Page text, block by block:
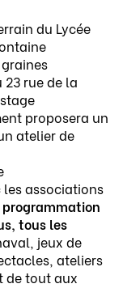
du Lycée
23 rue de la
proposera un
atelier de
associations
programmation
tous les
jeux de
ateliers
de tout aux